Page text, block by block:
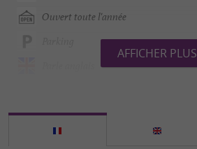
Ouvert toute l'année
Piscine chauffée
Restaurant
AFFICHER PLUS